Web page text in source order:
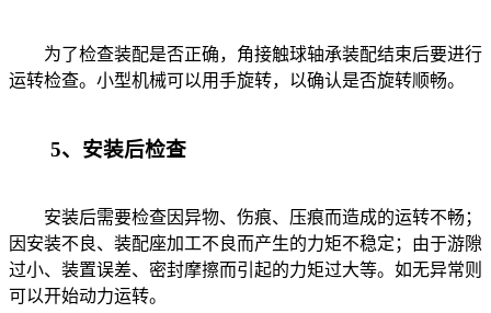
为了检查装配是否正确，角接触球轴承装配结束后要进行
运转检查。小型机械可以用手旋转，以确认是否旋转顺畅。
5、安装后检查
安装后需要检查因异物、伤痕、压痕而造成的运转不畅；
因安装不良、装配座加工不良而产生的力矩不稳定；由于游隙
过小、装置误差、密封摩擦而引起的力矩过大等。如无异常则
可以开始动力运转。